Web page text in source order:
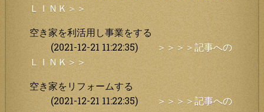
ＬＩＮＫ＞＞
空き家を利活用し事業をする
(2021-12-21 11:22:35)
＞＞＞＞記事への
ＬＩＮＫ＞＞
空き家をリフォームする
(2021-12-21 11:22:35)
＞＞＞＞記事への